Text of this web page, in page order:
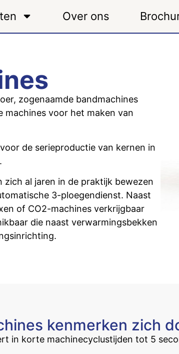
Over ons
zogenaamde bandmachines
machines voor het maken van
de serieproductie van kernen in
zich al jaren in de praktijk bewezen
3-ploegendienst. Naast
of CO2-machines verkrijgbaar
die naast verwarmingsbekken
kenmerken zich
in korte machinecyclustijden tot 5